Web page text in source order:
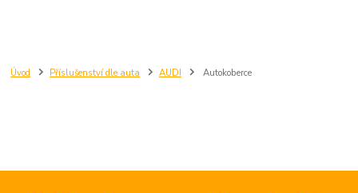
Úvod Příslušenství dle auta AUDI Autokoberce